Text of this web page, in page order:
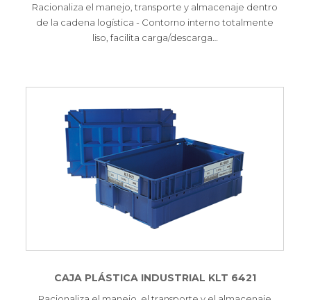
Racionaliza el manejo, transporte y almacenaje dentro
de la cadena logística - Contorno interno totalmente
liso, facilita carga/descarga…
CAJA PLÁSTICA INDUSTRIAL KLT 6421